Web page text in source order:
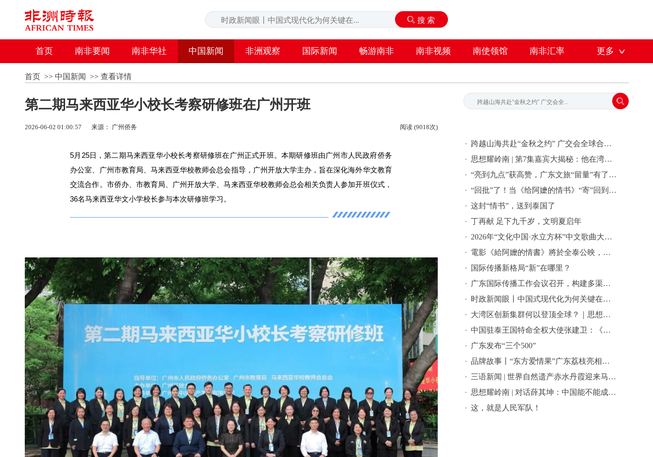
首页 南非要闻 南非华社 中国新闻 非洲观察 国际新闻 畅游南非 南非视频 南使领馆 南非汇率 更多
首页>> 中国新闻 >> 查看详情
第二期马来西亚华小校长考察研修班在广州开班
2026-06-02 01:00:57 来源： 广州侨务 阅读 (9018次)
5月25日，第二期马来西亚华小校长考察研修班在广州正式开班。本期研修班由广州市人民政府侨务
办公室、广州市教育局、马来西亚华校教师会总会指导，广州开放大学主办，旨在深化海外华文教育
交流合作。市侨办、市教育局、广州开放大学、马来西亚华校教师会总会相关负责人参加开班仪式，
36名马来西亚华文小学校长参与本次研修班学习。
跨越山海共赴“金秋之约” 广交会全球合作伙伴签约活动在穗举行
思想耀岭南 | 第7集嘉宾大揭秘：他在湾区批量孵化独角兽企业
“亮到九点”获高赞，广东文旅“留量”有了新密码 | 文旅友好看广东②
“回批”了！当《给阿嬷的情书》“寄”回到故事发生地泰国……
这封“情书”，送到泰国了
丁再献 足下九千岁，文明夏启年
2026年“文化中国·水立方杯”中文歌曲大赛总决赛落幕，选手精彩表现来啦→
電影《給阿嬤的情書》將於全泰公映，導演藍鴻春推薦潮汕美景美食
国际传播新格局“新”在哪里？
广东国际传播工作会议召开，构建多渠道立体式对外传播格局引热议
时政新闻眼丨中国式现代化为何关键在科技现代化？总书记作出战略指引
大湾区创新集群何以登顶全球？｜思想耀岭南
中国驻泰王国特命全权大使张建卫：《给阿嬷的情书》是讲好中国故事的好抓手
广东发布“三个500”
品牌故事丨“东方爱情果”广东荔枝亮相全球农遗遴选答辩会
三语新闻 | 世界自然遗产赤水丹霞迎来马来西亚代表团 ——海外嘉宾点赞世界自然遗产赤水丹霞：这里值得让更多国际游客看见
思想耀岭南 | 对话薛其坤：中国能不能成为世界科学中心？
这，就是人民军队！